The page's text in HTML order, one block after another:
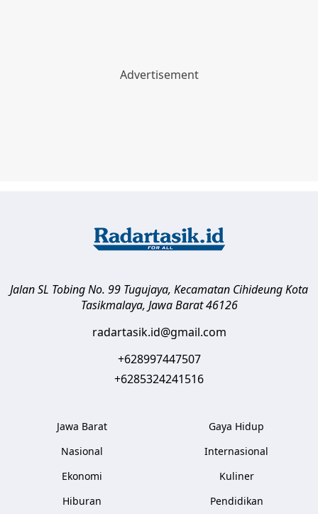
Jalan SL Tobing No. 99 Tugujaya, Kecamatan CihideungKota
Tasikmalaya, Jawa Barat 46126
radartasik.id@gmail.com
+628997447507
+6285324241516
Jawa Barat
Nasional
Ekonomi
Hiburan
Gaya Hidup
Internasional
Kuliner
Pendidikan